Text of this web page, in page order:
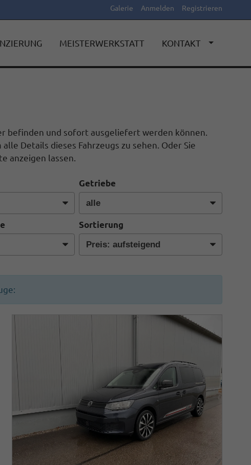
Galerie Anmelden Registrieren
MEISTERWERKSTATT KONTAKT
befinden und sofort ausgeliefert werden können.
Details dieses Fahrzeugs zu sehen. Oder Sie
anzeigen lassen.
Getriebe
Sortierung